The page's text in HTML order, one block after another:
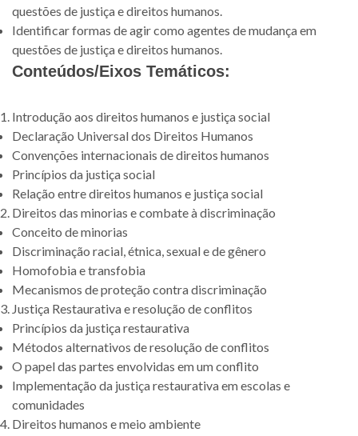
questões de justiça e direitos humanos.
Identificar formas de agir como agentes de mudança em
questões de justiça e direitos humanos.
Conteúdos/Eixos Temáticos:
Introdução aos direitos humanos e justiça social
Declaração Universal dos Direitos Humanos
Convenções internacionais de direitos humanos
Princípios da justiça social
Relação entre direitos humanos e justiça social
Direitos das minorias e combate à discriminação
Conceito de minorias
Discriminação racial, étnica, sexual e de gênero
Homofobia e transfobia
Mecanismos de proteção contra discriminação
Justiça Restaurativa e resolução de conflitos
Princípios da justiça restaurativa
Métodos alternativos de resolução de conflitos
O papel das partes envolvidas em um conflito
Implementação da justiça restaurativa em escolas e
comunidades
Direitos humanos e meio ambiente